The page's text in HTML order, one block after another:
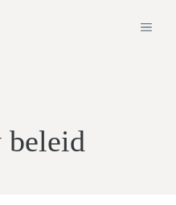
beleid